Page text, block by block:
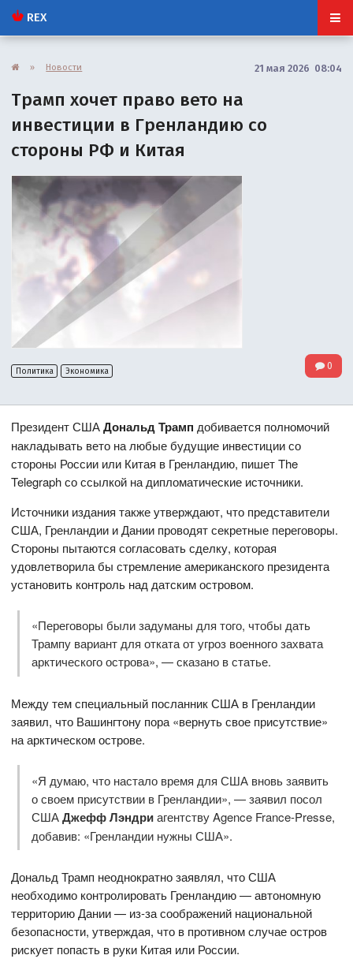
REX
» Новости 21 мая 2026 08:04
Трамп хочет право вето на
инвестиции в Гренландию со
стороны РФ и Китая
Политика Экономика 0
Президент СШАДональд Трамп добивается полномочий
накладывать вето на любые будущие инвестиции со
стороны России или Китая в Гренландию, пишет The
Telegraph со ссылкой на дипломатические источники.
Источники издания также утверждают, что представители
США, Гренландии и Дании проводят секретные переговоры.
Стороны пытаются согласовать сделку, которая
удовлетворила бы стремление американского президента
установить контроль над датским островом.
«Переговоры были задуманы для того, чтобы дать
Трампу вариант для отката от угроз военного захвата
арктического острова», — сказано в статье.
Между тем специальный посланник США в Гренландии
заявил, что Вашингтону пора «вернуть свое присутствие»
на арктическом острове.
«Я думаю, что настало время для США вновь заявить
о своем присутствии в Гренландии», — заявил посол
СШАДжефф Лэндриагентству Agence France-Presse,
добавив: «Гренландии нужны США».
Дональд Трамп неоднократно заявлял, что США
необходимо контролировать Гренландию — автономную
территорию Дании — из-за соображений национальной
безопасности, утверждая, что в противном случае остров
рискует попасть в руки Китая или России.